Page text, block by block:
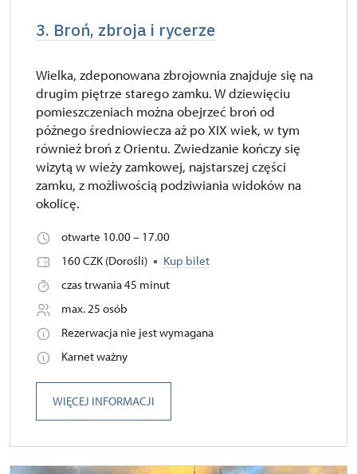
3. Broń, zbroja i rycerze
Wielka, zdeponowana zbrojownia znajduje się na
drugim piętrze starego zamku. W dziewięciu
pomieszczeniach można obejrzeć broń od
późnego średniowiecza aż po XIX wiek, w tym
również broń z Orientu. Zwiedzanie kończy się
wizytą w wieży zamkowej, najstarszej części
zamku, z możliwością podziwiania widoków na
okolicę.
otwarte 10.00 – 17.00
160 CZK (Dorośli)
Kup bilet
czas trwania 45 minut
max. 25 osób
Rezerwacja nie jest wymagana
Karnet ważny
WIĘCEJ INFORMACJI